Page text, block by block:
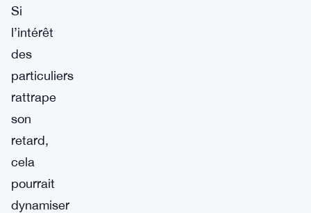
Si
l’intérêt
des
particuliers
rattrape
son
retard,
cela
pourrait
dynamiser